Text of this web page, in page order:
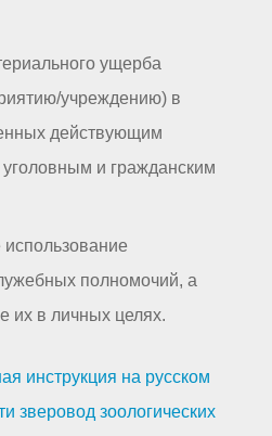
ущерба
учреждению) в
действующим
и гражданским
полномочий, а
их в личных целях.
инструкция на русском
зверовод зоологических